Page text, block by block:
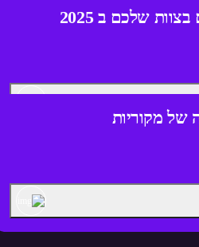
שלכם ב 2025
של מקוריות